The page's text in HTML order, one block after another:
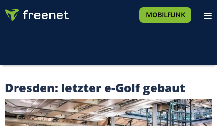
MOBILFUNK
Dresden: letzter e-Golf gebaut